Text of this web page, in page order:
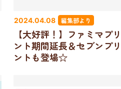
2024.04.08 編集部より
【大好評！】ファミマプリ
ント期間延長＆セブンプリ
ントも登場☆